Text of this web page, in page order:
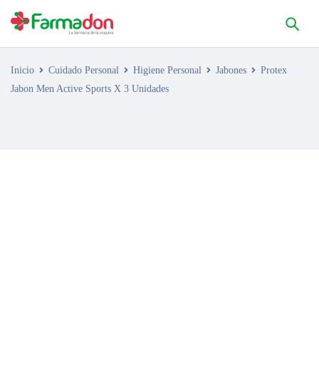
Inicio Cuidado Personal Higiene Personal Jabones
Protex
Jabon Men Active Sports X 3 Unidades